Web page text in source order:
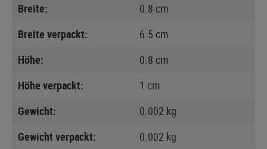
Breite:
0.8 cm
Breite verpackt:
6.5 cm
Höhe:
0.8 cm
Höhe verpackt:
1 cm
Gewicht:
0.002 kg
Gewicht verpackt:
0.002 kg